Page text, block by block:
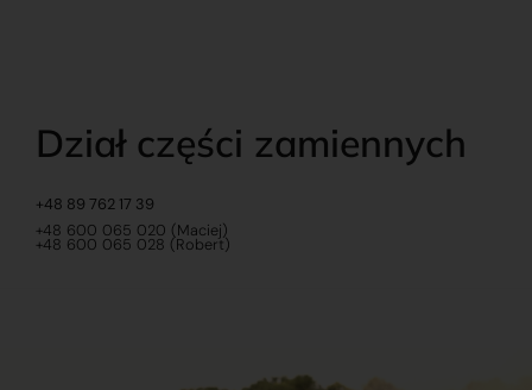
Dział części zamiennych
+48 89 762 17 39
+48 600 065 020 (Maciej)
+48 600 065 028 (Robert)